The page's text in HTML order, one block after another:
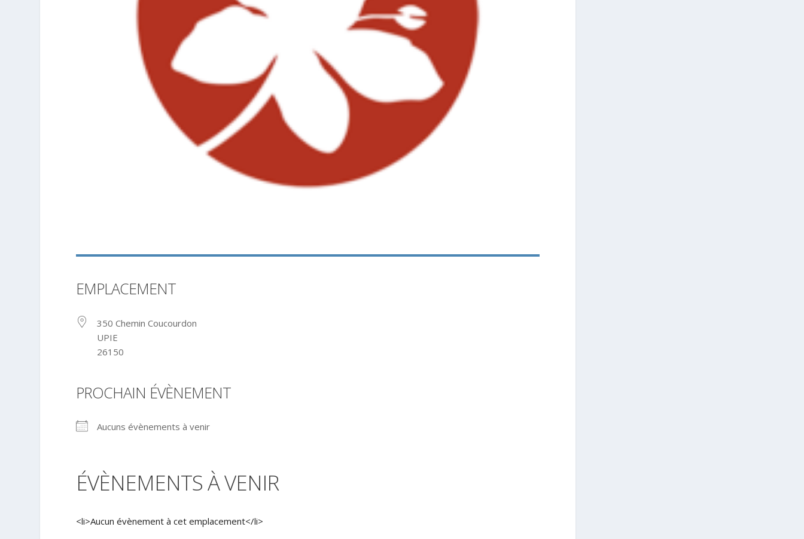
EMPLACEMENT
350 Chemin Coucourdon
UPIE
26150
PROCHAIN ÉVÈNEMENT
Aucuns évènements à venir
ÉVÈNEMENTS À VENIR
<li>Aucun évènement à cet emplacement</li>